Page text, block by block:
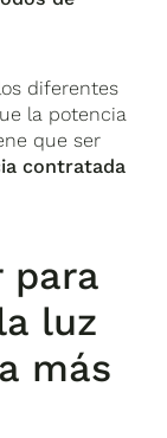
diferentes
la potencia
que ser
contratada
para
luz
más